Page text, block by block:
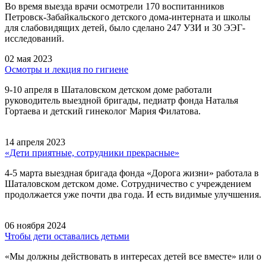
Во время выезда врачи осмотрели 170 воспитанников
Петровск-Забайкальского детского дома-интерната и школы
для слабовидящих детей, было сделано 247 УЗИ и 30 ЭЭГ-
исследований.
02 мая 2023
Осмотры и лекция по гигиене
9-10 апреля в Шаталовском детском доме работали
руководитель выездной бригады, педиатр фонда Наталья
Гортаева и детский гинеколог Мария Филатова.
14 апреля 2023
«Дети приятные, сотрудники прекрасные»
4-5 марта выездная бригада фонда «Дорога жизни» работала в
Шаталовском детском доме. Сотрудничество с учреждением
продолжается уже почти два года. И есть видимые улучшения.
06 ноября 2024
Чтобы дети оставались детьми
«Мы должны действовать в интересах детей все вместе» или о